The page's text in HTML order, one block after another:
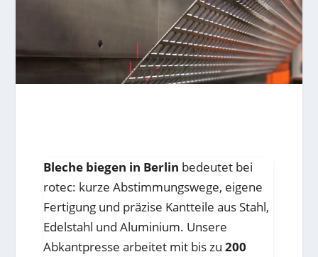
Bleche biegen in Berlin bedeutet bei
rotec: kurze Abstimmungswege, eigene
Fertigung und präzise Kantteile aus Stahl,
Edelstahl und Aluminium. Unsere
Abkantpresse arbeitet mit bis zu 200